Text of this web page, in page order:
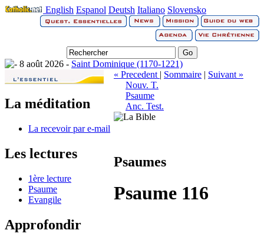
English Espanol Deutsh Italiano Slovensko
8 août 2026 - Saint Dominique (1170-1221)
La méditation
La recevoir par e-mail
Les lectures
1ère lecture
Psaume
Evangile
Approfondir
« Precedent | Sommaire | Suivant »
Nouv. T.
Psaume
Anc. Test.
Psaumes
Psaume 116